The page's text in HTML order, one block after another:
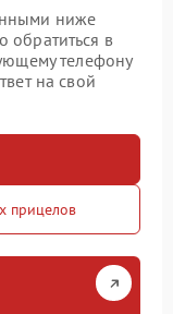
ниже
обратиться в
телефону
на свой
прицелов